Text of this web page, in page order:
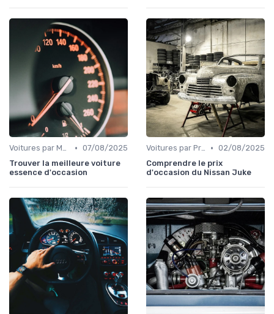
Voitures par Modèle • 07/08/2025
Trouver la meilleure voiture
essence d'occasion
Voitures par Prix • 02/08/2025
Comprendre le prix
d'occasion du Nissan Juke